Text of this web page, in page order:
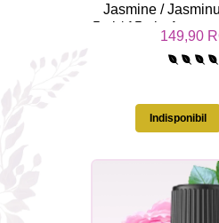
Jasmine /
5ml / 15ml -
nJoy
149,90
Indisponibil